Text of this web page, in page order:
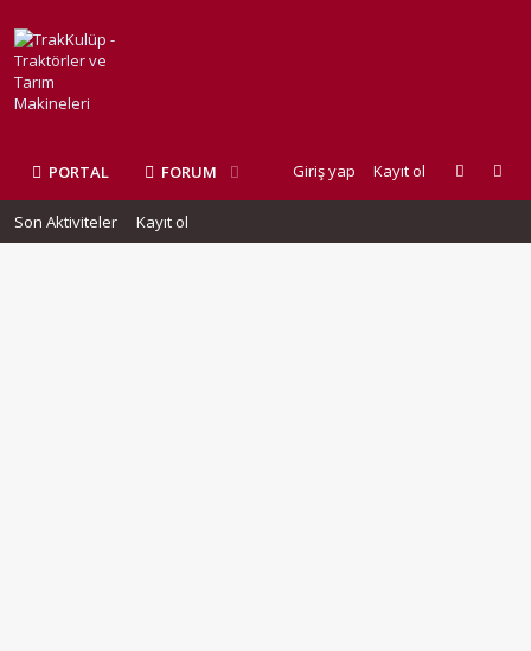
PORTAL FORUM Giriş yap Kayıt ol
Son Aktiviteler Kayıt ol